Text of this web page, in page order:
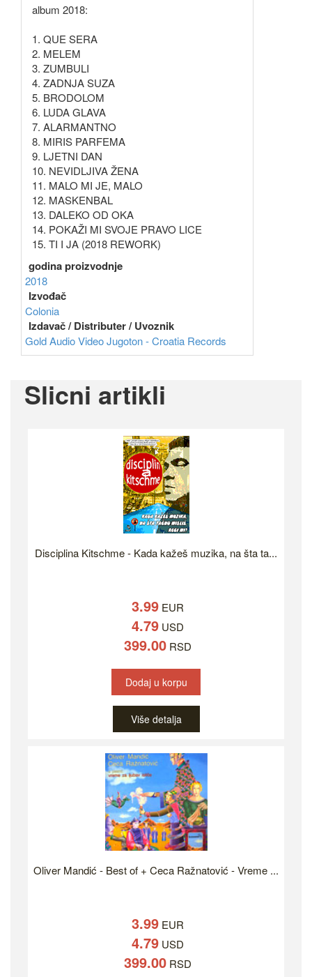
album 2018:
1. QUE SERA
2. MELEM
3. ZUMBULI
4. ZADNJA SUZA
5. BRODOLOM
6. LUDA GLAVA
7. ALARMANTNO
8. MIRIS PARFEMA
9. LJETNI DAN
10. NEVIDLJIVA ŽENA
11. MALO MI JE, MALO
12. MASKENBAL
13. DALEKO OD OKA
14. POKAŽI MI SVOJE PRAVO LICE
15. TI I JA (2018 REWORK)
godina proizvodnje
2018
Izvođač
Colonia
Izdavač / Distributer / Uvoznik
Gold Audio VideoJugoton - Croatia Records
Slicni artikli
Disciplina Kitschme - Kada kažeš muzika, na šta ta...
3.99 EUR
4.79 USD
399.00 RSD
Dodaj u korpu
Više detalja
Oliver Mandić - Best of + Ceca Ražnatović - Vreme ...
3.99 EUR
4.79 USD
399.00 RSD